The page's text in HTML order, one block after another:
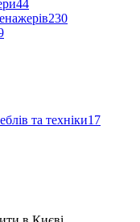
44
230
та техніки17